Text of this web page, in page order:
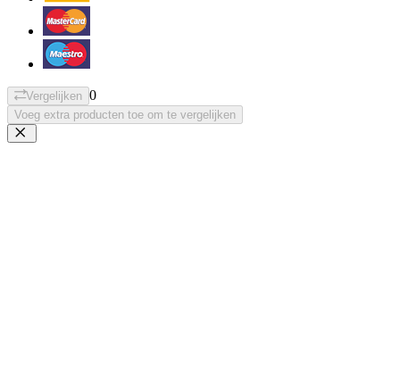
Vergelijken 0
Voeg extra producten toe om te vergelijken